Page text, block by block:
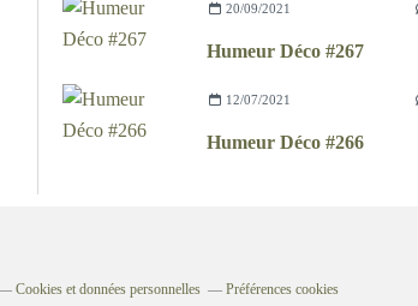
20/09/2021
Humeur Déco #267
12/07/2021
Humeur Déco #266
Cookies et données personnelles Préférences cookies